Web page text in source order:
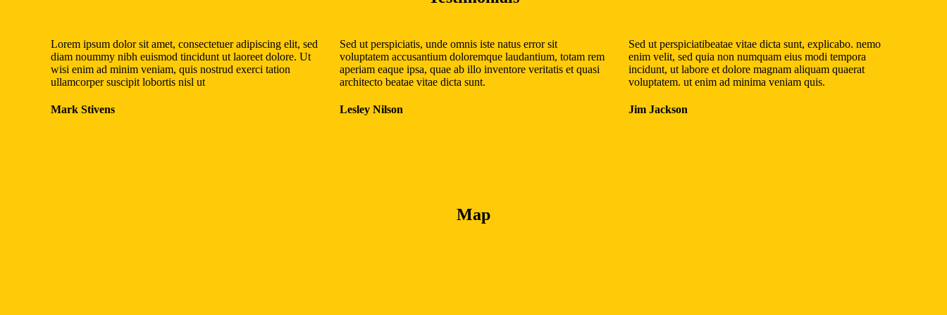
Lorem ipsum dolor sit amet, consectetuer adipiscing elit, sed
diam noummy nibh euismod tincidunt ut laoreet dolore. Ut
wisi enim ad minim veniam, quis nostrud exerci tation
ullamcorper suscipit lobortis nisl ut
Mark Stivens
Sed ut perspiciatis, unde omnis iste natus error sit
voluptatem accusantium doloremque laudantium, totam rem
aperiam eaque ipsa, quae ab illo inventore veritatis et quasi
architecto beatae vitae dicta sunt.
Lesley Nilson
Sed ut perspiciatibeatae vitae dicta sunt, explicabo. nemo
enim velit, sed quia non numquam eius modi tempora
incidunt, ut labore et dolore magnam aliquam quaerat
voluptatem. ut enim ad minima veniam quis.
Jim Jackson
Map